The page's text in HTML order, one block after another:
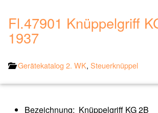
Fl.47901 Knüppelgriff
1937
Gerätekatalog 2. WK, Steuerknüppel
Bezeichnung: Knüppelgriff KG 2B